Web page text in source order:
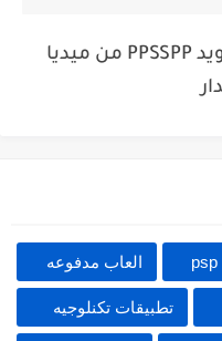
تحميل لعبة WWE 2k26 للاندرويد PPSSPP من ميديا
العاب مدفوعه
تطبيقات تكنلوجيه